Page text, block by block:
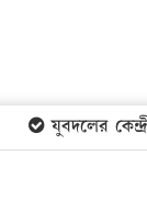
যুবদলের